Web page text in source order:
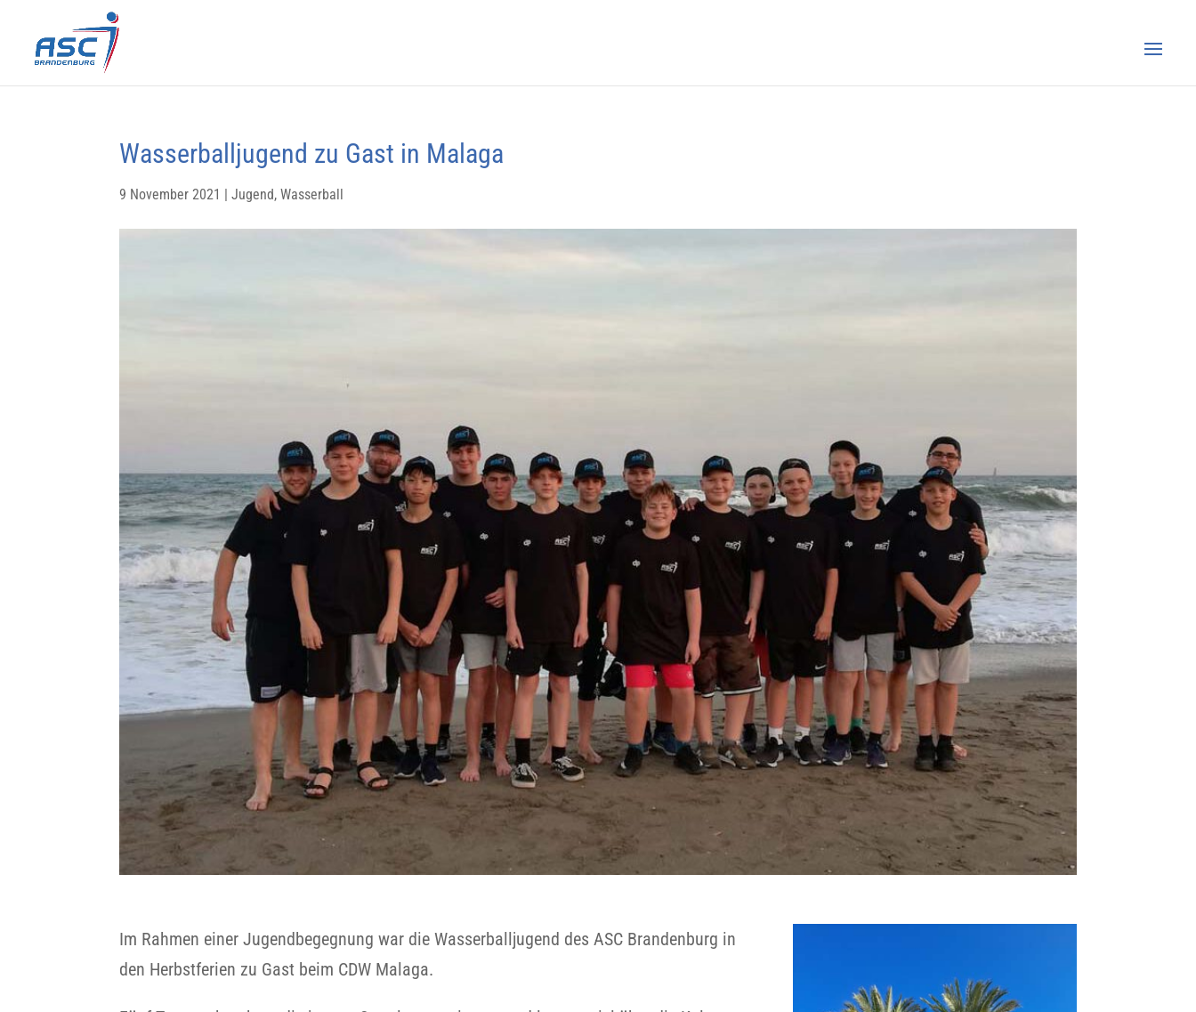
Wasserballjugend zu Gast in Malaga
9 November 2021 |Jugend,Wasserball
Im Rahmen einer Jugendbegegnung war die Wasserballjugend des ASC Brandenburg in
den Herbstferien zu Gast beim CDW Malaga.